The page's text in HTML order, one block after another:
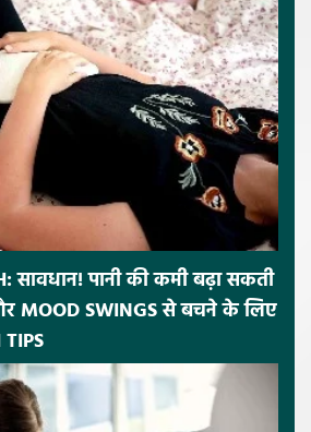
सावधान! पानी की कमी बढ़ा सकती
MOOD SWINGS से बचने के लिए